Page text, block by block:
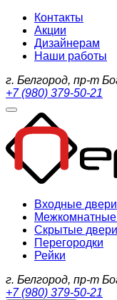
Контакты
Акции
Дизайнерам
Наши работы
г. Белгород, пр-т
+7 (980) 379-50-21
Входные двери
Скрытые двери
Перегородки
Рейки
г. Белгород, пр-т
+7 (980) 379-50-21